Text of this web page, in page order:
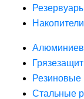
Стальные